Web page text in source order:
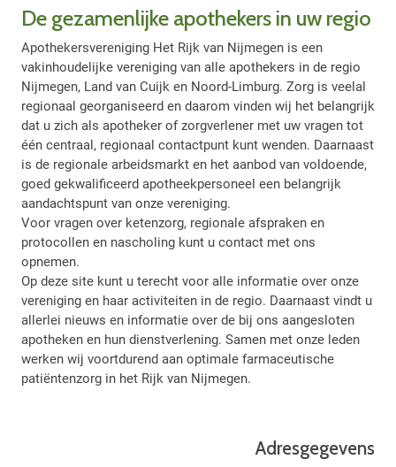
De gezamenlijke apothekers in uw regio
Apothekersvereniging Het Rijk van Nijmegen is een
vakinhoudelijke vereniging van alle apothekers in de regio
Nijmegen, Land van Cuijk en Noord-Limburg. Zorg is veelal
regionaal georganiseerd en daarom vinden wij het belangrijk
dat u zich als apotheker of zorgverlener met uw vragen tot
één centraal, regionaal contactpunt kunt wenden. Daarnaast
is de regionale arbeidsmarkt en het aanbod van voldoende,
goed gekwalificeerd apotheekpersoneel een belangrijk
aandachtspunt van onze vereniging.
Voor vragen over ketenzorg, regionale afspraken en
protocollen en nascholing kunt u contact met ons
opnemen.
Op deze site kunt u terecht voor alle informatie over onze
vereniging en haar activiteiten in de regio. Daarnaast vindt u
allerlei nieuws en informatie over de bij ons aangesloten
apotheken en hun dienstverlening. Samen met onze leden
werken wij voortdurend aan optimale farmaceutische
patiëntenzorg in het Rijk van Nijmegen.
Adresgegevens